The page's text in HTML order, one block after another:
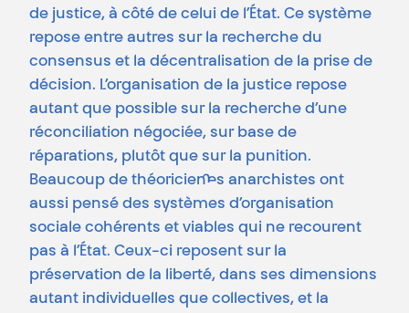
de justice, à côté de celui de l’État. Ce système
repose entre autres sur la recherche du
consensus et la décentralisation de la prise de
décision. L’organisation de la justice repose
autant que possible sur la recherche d’une
réconciliation négociée, sur base de
réparations, plutôt que sur la punition.
Beaucoup de théoricien·nes anarchistes ont
aussi pensé des systèmes d’organisation
sociale cohérents et viables qui ne recourent
pas à l’État. Ceux-ci reposent sur la
préservation de la liberté, dans ses dimensions
autant individuelles que collectives, et la